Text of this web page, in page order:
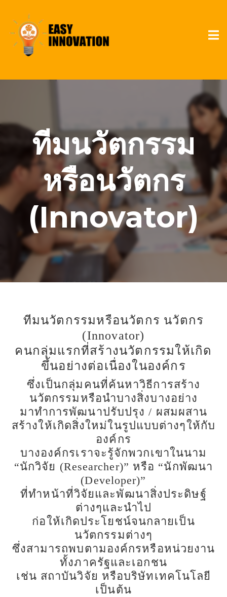
ทีมนวัตกรรม
หรือนวัตกร
(Innovator)
ทีมนวัตกรรมหรือนวัตกร นวัตกร
(Innovator)
คนกลุ่มแรกที่สร้างนวัตกรรมให้เกิด
ขึ้นอย่างต่อเนื่องในองค์กร
ซึ่งเป็นกลุ่มคนที่ค้นหาวิธีการสร้าง
นวัตกรรมหรือนำบางสิ่งบางอย่าง
มาทำการพัฒนาปรับปรุง / ผสมผสาน
สร้างให้เกิดสิ่งใหม่ในรูปแบบต่างๆให้กับ
องค์กร
บางองค์กรเราจะรู้จักพวกเขาในนาม
“นักวิจัย (Researcher)” หรือ “นักพัฒนา
(Developer)”
ที่ทำหน้าที่วิจัยและพัฒนาสิ่งประดิษฐ์
ต่างๆและนำไป
ก่อให้เกิดประโยชน์จนกลายเป็น
นวัตกรรมต่างๆ
ซึ่งสามารถพบตามองค์กรหรือหน่วยงาน
ทั้งภาครัฐและเอกชน
เช่น สถาบันวิจัย หรือบริษัทเทคโนโลยี
เป็นต้น